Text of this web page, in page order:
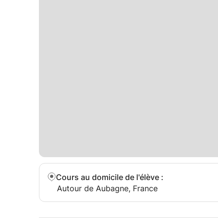
Cours au domicile de l'élève :
Autour de Aubagne, France